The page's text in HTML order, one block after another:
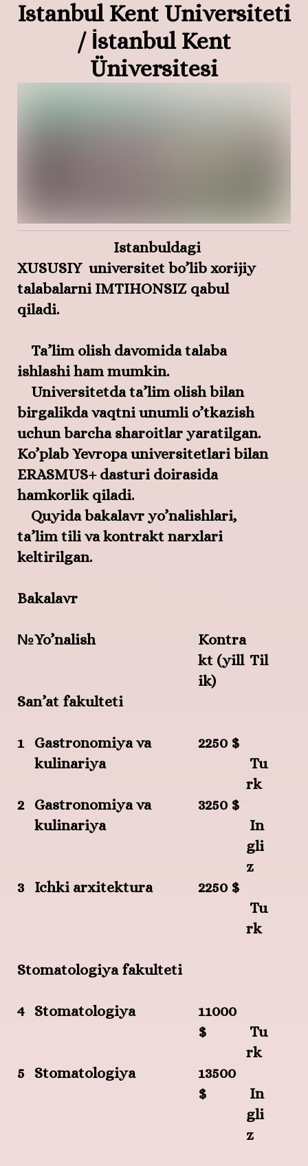
Istanbul Kent Universiteti
/ İstanbul Kent
Üniversitesi
Istanbuldagi
XUSUSIYuniversitet bo’lib xorijiy
talabalarni IMTIHONSIZ qabul
qiladi.
Ta’lim olish davomida talaba
ishlashi ham mumkin.
Universitetda ta’lim olish bilan
birgalikda vaqtni unumli o’tkazish
uchun barcha sharoitlar yaratilgan.
Ko’plab Yevropa universitetlari bilan
ERASMUS+ dasturi doirasida
hamkorlik qiladi.
Quyida bakalavr yo’nalishlari,
ta’lim tili va kontrakt narxlari
keltirilgan.
Bakalavr
№Yo’nalish
Kontra
kt (yill
ik)
Til
San’at fakulteti
1
Gastronomiya va
kulinariya
2250 $
Tu
rk
2
Gastronomiya va
kulinariya
3250 $
In
gli
z
3
Ichki arxitektura
2250 $
Tu
rk
Stomatologiya fakulteti
4 Stomatologiya
11000
$
Tu
rk
5 Stomatologiya
13500
$
In
gli
z